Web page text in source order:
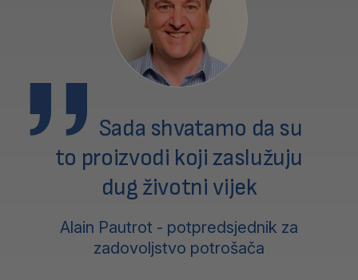
Sada shvatamo da su
to proizvodi koji zaslužuju
dug životni vijek
Alain Pautrot - potpredsjednik za
zadovoljstvo potrošača